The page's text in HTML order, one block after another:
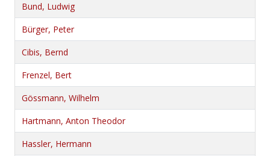
Bund, Ludwig
Bürger, Peter
Cibis, Bernd
Frenzel, Bert
Gössmann, Wilhelm
Hartmann, Anton Theodor
Hassler, Hermann